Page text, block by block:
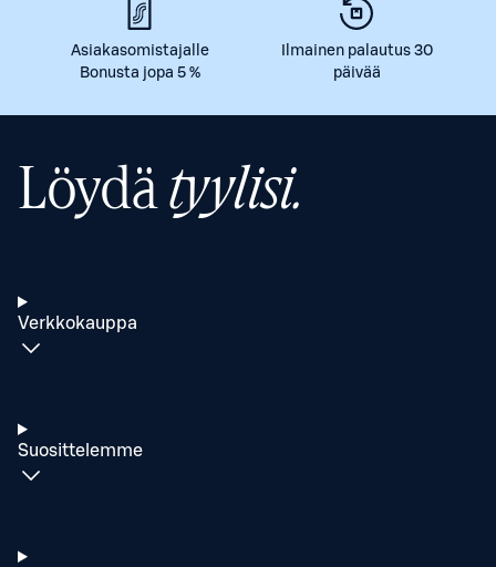
Asiakasomistajalle
Bonusta jopa 5 %
Ilmainen palautus 30
päivää
Löydätyylisi.
Verkkokauppa
Suosittelemme